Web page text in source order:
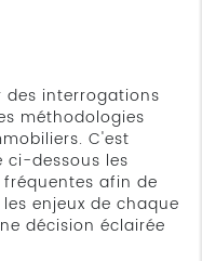
des interrogations
méthodologies
C'est
ci-dessous les
afin de
enjeux de chaque
décision éclairée